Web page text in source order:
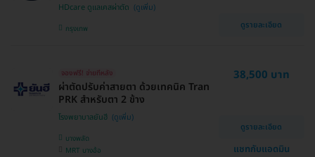
HDcare ดูแลเคสผ่าตัด
กรุงเทพ ดูรายละเอียด
จองฟรี! จ่ายทีหลัง
ผ่าตัดปรับค่าสายตา ด้วยเทคนิค Tran
PRK สำหรับตา 2 ข้าง
โรงพยาบาลยันฮี
บางพลัด
MRT บางอ้อ
38,500 บาท
ดูรายละเอียด
แชทกับแอดมิน